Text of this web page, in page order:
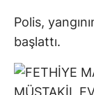
Polis,
başlattı.